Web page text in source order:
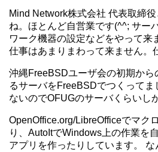
Mind Network株式会社 代表取締
ね。ほとんど自営業です(^^; サー
ワーク機器の設定などをやって来
仕事はあまりまわって来ません。
沖縄FreeBSDユーザ会の初期から
るサーバをFreeBSDでつくってま
ないのでOFUGのサーバくらいし
OpenOffice.org/LibreOfficeでマク
り、AutoItでWindows上の作業を
アプリを作ったりしています。